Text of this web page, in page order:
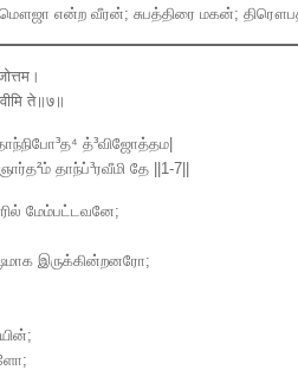
என்ற வீரன்; சுபத்திரை மகன்;
ते॥७॥
த்³விஜோத்தம|
தாந்ப்³ரவீமி தே ||1-7||
மேம்பட்டவனே;
இருக்கின்றனரோ;